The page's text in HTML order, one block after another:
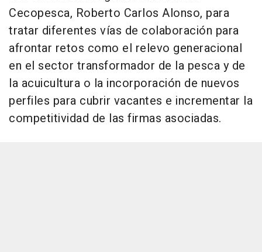
Cecopesca, Roberto Carlos Alonso, para
tratar diferentes vías de colaboración para
afrontar retos como el relevo generacional
en el sector transformador de la pesca y de
la acuicultura o la incorporación de nuevos
perfiles para cubrir vacantes e incrementar la
competitividad de las firmas asociadas.